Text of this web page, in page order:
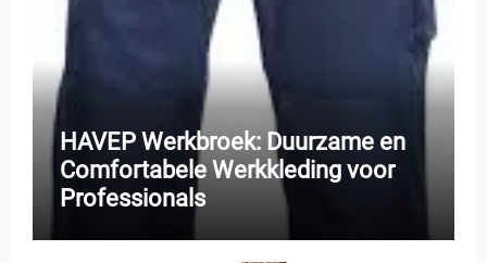
HAVEP Werkbroek: Duurzame en
Comfortabele Werkkleding voor
Professionals